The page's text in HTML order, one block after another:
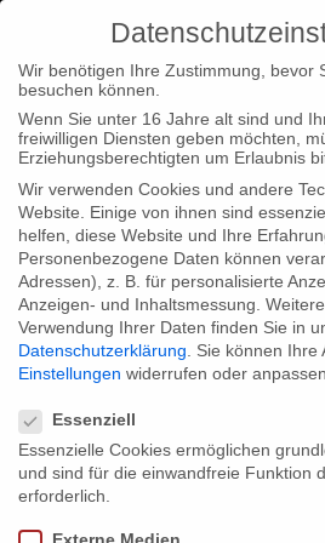
Home Loc Loc|News
crossmedia workshop
Gebrueder Beetz at
Our producer Georg
discussion „The new role of the
Wir benötigen Ihre Zustimmung, bevor
besuchen können.
Wenn Sie unter 16 Jahre alt sind und
freiwilligen Diensten geben möchten,
Erziehungsberechtigten um Erlaubnis
Wir verwenden Cookies und andere
Website. Einige von ihnen sind
helfen, diese Website und Ihre
Personenbezogene Daten können
Adressen), z. B. für personalisierte
Anzeigen- und Inhaltsmessung.
Verwendung Ihrer Daten finden Sie in
Datenschutzerklärung
Sie können Ihre
Einstellungen widerrufen oder anpassen.
Essenziell
Essenzielle Cookies ermöglichen
und sind für die einwandfreie Funktion
erforderlich.